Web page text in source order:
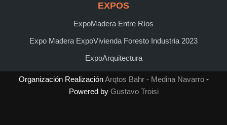
EXPOS
ExpoMadera Entre Ríos
Expo Madera ExpoVivienda Foresto Industria 2023
ExpoArquitectura
Organización RealizaciónArqtos Bahr - Medina Navarro-
Powered by Gustavo Troisi